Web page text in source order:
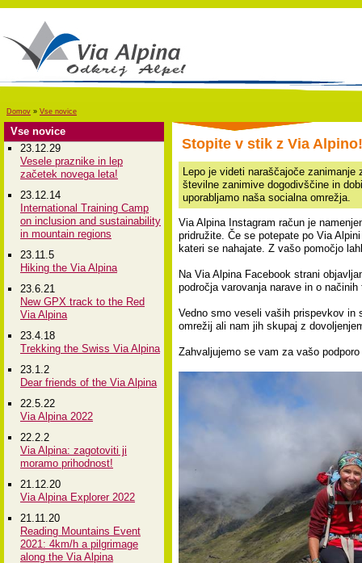
Domov » Vse novice
Vse novice
23.12.29
Vesele praznike in lep
začetek novega leta!
23.12.14
International Training Camp
on inclusion and sustainability
in mountain regions
23.11.5
Hiking the Via Alpina
23.6.21
New GPX track to the Red
Via Alpina
23.4.18
Trekking the Swiss Via Alpina
23.1.2
Dear friends of the Via Alpina
22.5.22
Via Alpina 2022
22.2.2
Via Alpina: zagotoviti ji
moramo prihodnost!
21.12.20
Via Alpina Explorer 2022
21.11.20
Reading Mountains Event
2021: 4km/h a pilgrimage
along the Via Alpina
Stopite v stik z Via Alpino!
Lepo je videti naraščajoče
številne zanimive dogodivščine in
uporabljamo naša socialna omrežja.
Via Alpina Instagram račun je
pridružite. Če se potepate po Via
kateri se nahajate. Z vašo pomočjo
Na Via Alpina Facebook strani
področja varovanja narave in o
Vedno smo veseli vaših prispevkov in
omrežij ali nam jih skupaj z
Zahvaljujemo se vam za vašo